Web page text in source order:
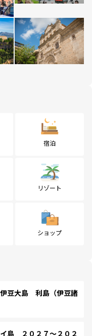
宿泊
リゾート
ショップ
豆大島 利島（伊豆諸
島 ２０２７～２０２